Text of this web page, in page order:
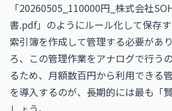
「20260505_110000円_株式会社
書.pdf」のようにルール化して保存
索引簿を作成して管理する必要があ
ろ、この管理作業をアナログで行う
るため、月額数百円から利用できる
を導入するのが、長期的には最も「